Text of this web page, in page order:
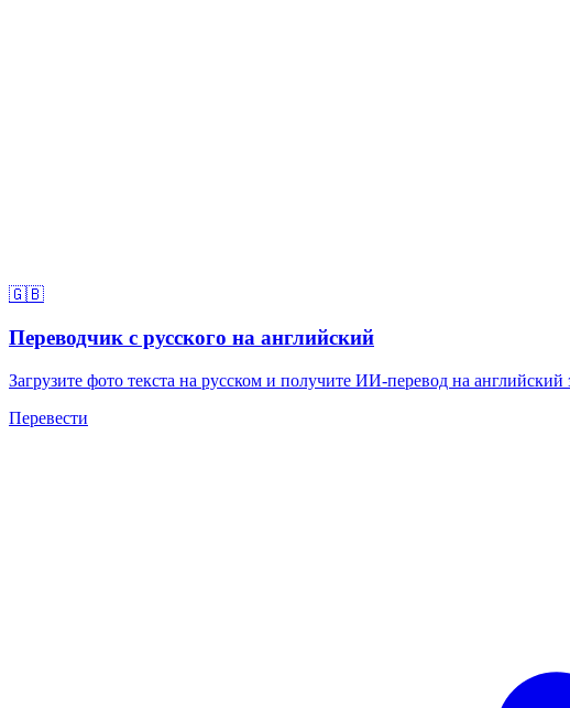
🇬🇧
Переводчик с русского на английский
Загрузите фото текста на русском и получите ИИ-перевод на английский
Перевести